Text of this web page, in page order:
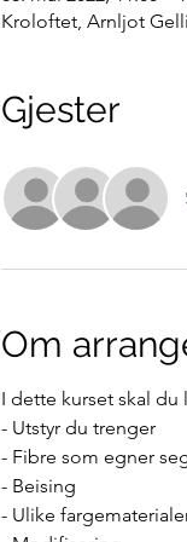
Kroloftet, Arnljot
Gjester
Om
I dette kurset skal
- Utstyr du trenger
- Fibre som egner
- Beising
- Ulike